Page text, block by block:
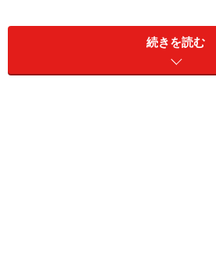
続きを読む